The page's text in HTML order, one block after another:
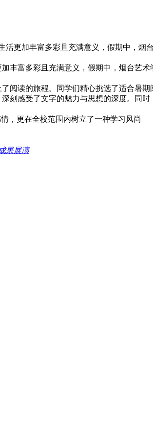
更加丰富多彩且充满意义，假期中，烟
富多彩且充满意义，假期中，烟台艺
阅读的旅程。同学们精心挑选了适合暑
刻感受了文字的魅力与思想的深度。同
，更在全校范围内树立了一种学习风尚
果展演